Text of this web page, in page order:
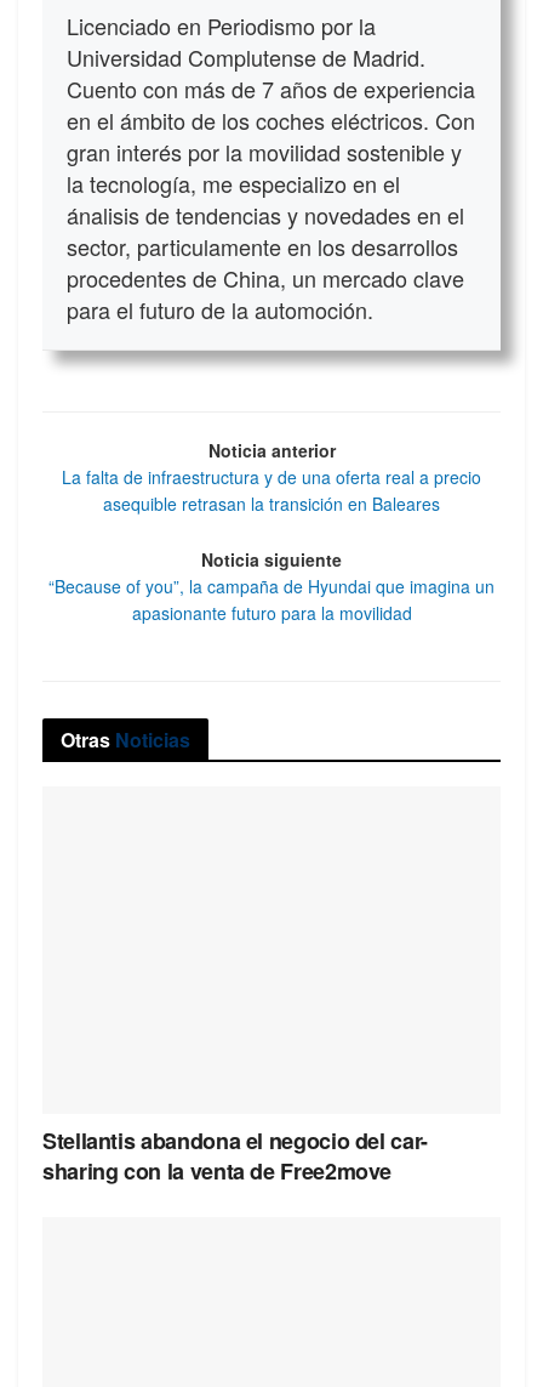
Licenciado en Periodismo por la
Universidad Complutense de Madrid.
Cuento con más de 7 años de experiencia
en el ámbito de los coches eléctricos. Con
gran interés por la movilidad sostenible y
la tecnología, me especializo en el
ánalisis de tendencias y novedades en el
sector, particulamente en los desarrollos
procedentes de China, un mercado clave
para el futuro de la automoción.
Noticia anterior
La falta de infraestructura y de una oferta real a precio
asequible retrasan la transición en Baleares
Noticia siguiente
“Because of you”, la campaña de Hyundai que imagina un
apasionante futuro para la movilidad
Otras Noticias
Stellantis abandona el negocio del car-
sharing con la venta de Free2move